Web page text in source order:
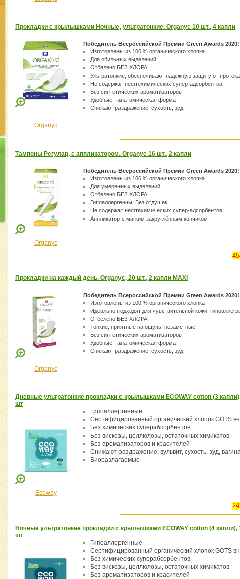
Прокладки с крылышками Ночные, ультратонкие. Organyc 10 шт., 4 капли
Победитель Всероссийской Премии Green Awards 2020!
Изготовлены из 100 % органического хлопка
Для обильных выделений.
Отбелено БЕЗ ХЛОРА
Ультратонкие, обеспечивают надежную защиту от
Не содержат нефтехимических супер-адсорбентов.
Без синтетических ароматизаторов
Удобные - анатомическая форма
Снижают раздражение, сухость, зуд
Organyc
Тампоны Регулар, с аппликатором. Organyc 16 шт., 2 капли
Победитель Всероссийской Премии Green Awards 2020!
Изготовлены из 100 % органического хлопка
Для умеренных выделений.
Отбелено БЕЗ ХЛОРА
Гипоаллергенны. Без отдушек.
Не содержат нефтехимических супер-адсорбентов.
Аппликатор с мягким закруглённым кончиком
Organyc
Прокладки на каждый день. Organyc, 20 шт., 2 капли MAXI
Победитель Всероссийской Премии Green Awards 2020!
Изготовлены из 100 % органического хлопка
Идеально подходят для чувствительной кожи,
Отбелено БЕЗ ХЛОРА
Тонкие, приятные на ощупь, незаметные.
Без синтетических ароматизаторов
Удобные - анатомическая форма
Снижают раздражение, сухость, зуд
Organyc
Дневные ультратонкие прокладки с крылышками ECOWAY cotton (3
шт
Гипоаллергенные
Сертифицированный органический хлопок GOTS
Без химических суперабсорбентов
Без вискозы, целлюлозы, остаточных химикатов
Без ароматизаторов и красителей
Снижают раздражение, вульвит, сухость, зуд,
Биоразлагаемые
Ecoway
Ночные ультратонкие прокладки с крылышками ECOWAY cotton (4 капли),
шт
Гипоаллергенные
Сертифицированный органический хлопок GOTS
Без химических суперабсорбентов
Без вискозы, целлюлозы, остаточных химикатов
Без ароматизаторов и красителей